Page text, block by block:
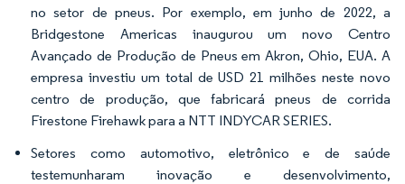
no setor de pneus. Por exemplo, em junho de 2022, a
Bridgestone Americas inaugurou um novo Centro
Avançado de Produção de Pneus em Akron, Ohio, EUA. A
empresa investiu um total de USD 21 milhões neste novo
centro de produção, que fabricará pneus de corrida
Firestone Firehawk para a NTT INDYCAR SERIES.
Setores como automotivo, eletrônico e de saúde
testemunharam inovação e desenvolvimento,